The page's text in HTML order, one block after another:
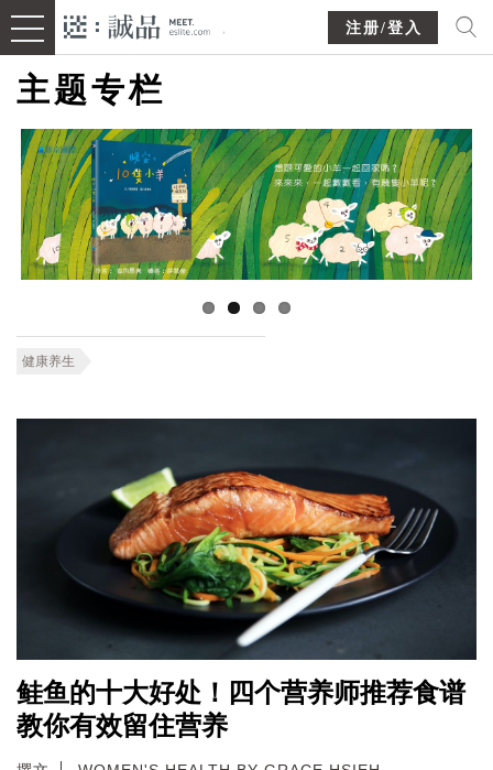
注册/登入
主题专栏
健康养生
鲑鱼的十大好处！四个营养师推荐食谱
教你有效留住营养